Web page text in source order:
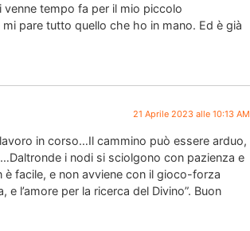
venne tempo fa per il mio piccolo
pare tutto quello che ho in mano. Ed è già
21 Aprile 2023 alle 10:13 AM
in corso…Il cammino può essere arduo,
i nodi si sciolgono con pazienza e
facile, e non avviene con il gioco-forza
l’amore per la ricerca del Divino”. Buon